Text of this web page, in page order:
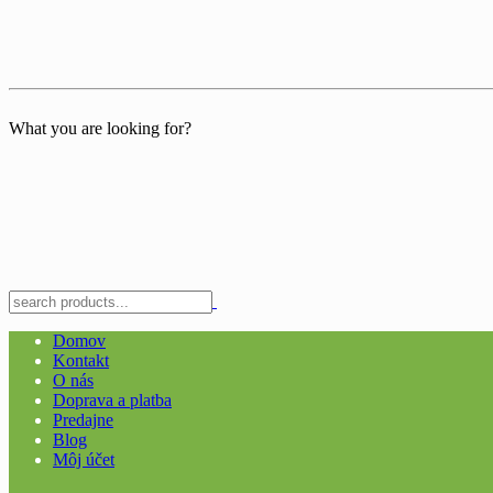
What you are looking for?
Domov
Kontakt
O nás
Doprava a platba
Predajne
Blog
Môj účet